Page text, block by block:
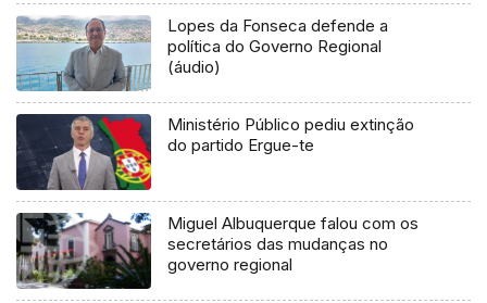
Lopes da Fonseca defende a
política do Governo Regional
(áudio)
Ministério Público pediu extinção
do partido Ergue-te
Miguel Albuquerque falou com os
secretários das mudanças no
governo regional